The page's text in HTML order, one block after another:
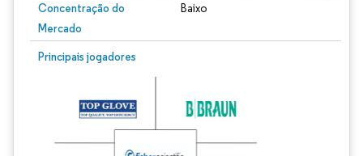
Concentração do
Mercado
Baixo
Principais jogadores